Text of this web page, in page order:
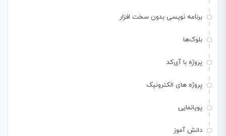
برنامه نویسی بدون سخت افزار
بلوک‌ها
پروژه با آی‌کد
پروژه های الکترونیک
پویانمایی
دانش آموز